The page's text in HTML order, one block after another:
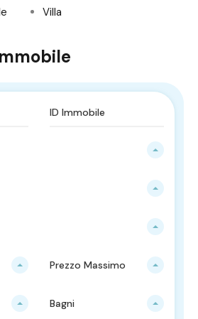
Villa
Prezzo Massimo
Bagni